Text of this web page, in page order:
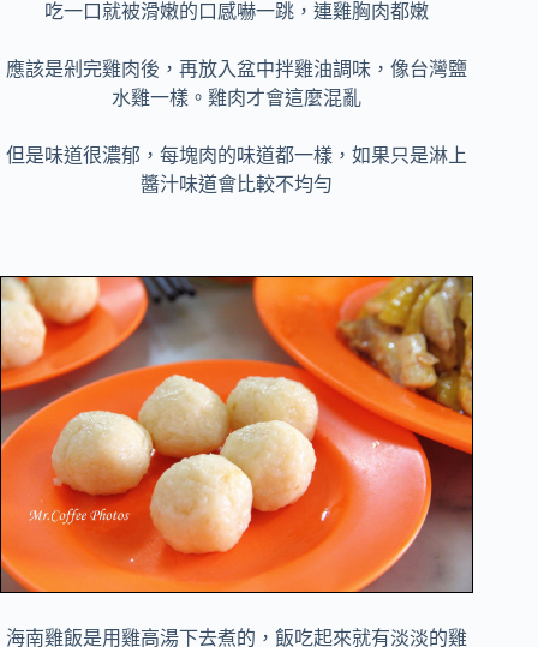
吃一口就被滑嫩的口感嚇一跳，連雞胸肉都嫩
應該是剁完雞肉後，再放入盆中拌雞油調味，像台灣鹽
水雞一樣。雞肉才會這麼混亂
但是味道很濃郁，每塊肉的味道都一樣，如果只是淋上
醬汁味道會比較不均勻
海南雞飯是用雞高湯下去煮的，飯吃起來就有淡淡的雞